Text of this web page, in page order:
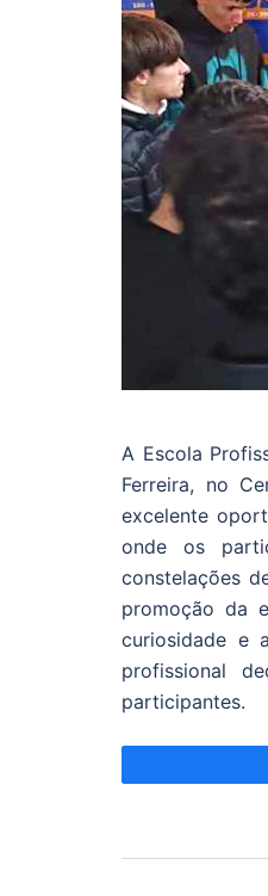
A Escola
Ferreira, no
excelente
onde os
constelações
promoção da
curiosidade e
profissional
participantes.